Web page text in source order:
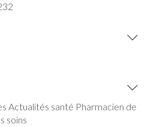
Actualités santé Pharmacien de
soins